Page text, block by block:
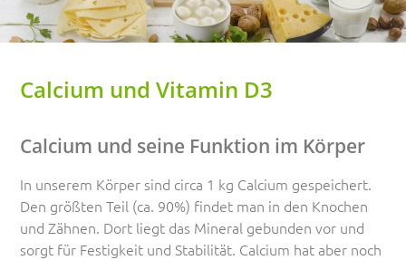
Calcium und Vitamin D3
Calcium und seine Funktion im Körper
In unserem Körper sind circa 1 kg Calcium gespeichert.
Den größten Teil (ca. 90%) findet man in den Knochen
und Zähnen. Dort liegt das Mineral gebunden vor und
sorgt für Festigkeit und Stabilität. Calcium hat aber noch